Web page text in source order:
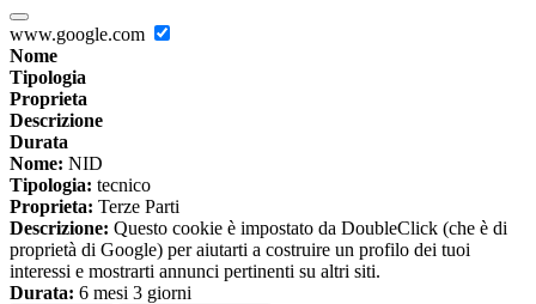
www.google.com
Nome
Tipologia
Proprieta
Descrizione
Durata
Nome: NID
Tipologia: tecnico
Proprieta: Terze Parti
Descrizione: Questo cookie è impostato da DoubleClick (che è di
proprietà di Google) per aiutarti a costruire un profilo dei tuoi
interessi e mostrarti annunci pertinenti su altri siti.
Durata: 6 mesi 3 giorni